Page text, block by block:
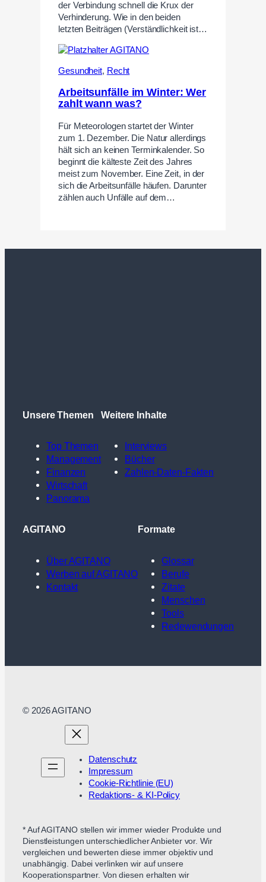
der Verbindung schnell die Krux der
Verhinderung. Wie in den beiden
letzten Beiträgen (Verständlichkeit ist…
Gesundheit, Recht
Arbeitsunfälle im Winter: Wer
zahlt wann was?
Für Meteorologen startet der Winter
zum 1. Dezember. Die Natur allerdings
hält sich an keinen Terminkalender. So
beginnt die kälteste Zeit des Jahres
meist zum November. Eine Zeit, in der
sich die Arbeitsunfälle häufen. Darunter
zählen auch Unfälle auf dem…
Unsere Themen
Top Themen
Management
Finanzen
Wirtschaft
Panorama
Weitere Inhalte
Interviews
Bücher
Zahlen-Daten-Fakten
AGITANO
Über AGITANO
Werben auf AGITANO
Kontakt
Formate
Glossar
Berufe
Zitate
Menschen
Tools
Redewendungen
© 2026 AGITANO
Datenschutz
Impressum
Cookie-Richtlinie (EU)
Redaktions- & KI-Policy
* Auf AGITANO stellen wir immer wieder Produkte und
Dienstleistungen unterschiedlicher Anbieter vor. Wir
vergleichen und bewerten diese immer objektiv und
unabhängig. Dabei verlinken wir auf unsere
Kooperationspartner. Von diesen erhalten wir